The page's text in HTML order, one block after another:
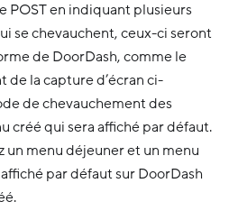
POST en indiquant plusieurs
se chevauchent, ceux-ci seront
de DoorDash, comme le
la capture d’écran ci-
de chevauchement des
créé qui sera affiché par défaut.
un menu déjeuner et un menu
par défaut sur DoorDash